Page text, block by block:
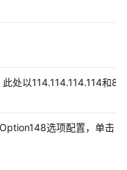
处以114.114.114.114和
选项配置，单击